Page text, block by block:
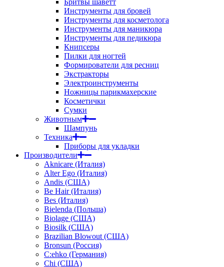
Бритвы шаветт
Инструменты для бровей
Инструменты для косметолога
Инструменты для маникюра
Инструменты для педикюра
Книпсеры
Пилки для ногтей
Формирователи для ресниц
Экстракторы
Электроинструменты
Ножницы парикмахерские
Косметички
Сумки
Животным
Шампунь
Техника
Приборы для укладки
Производители
Aknicare (Италия)
Alter Ego (Италия)
Andis (США)
Be Hair (Италия)
Bes (Италия)
Bielenda (Польша)
Biolage (США)
Biosilk (США)
Brazilian Blowout (США)
Bronsun (Россия)
C:ehko (Германия)
Chi (США)